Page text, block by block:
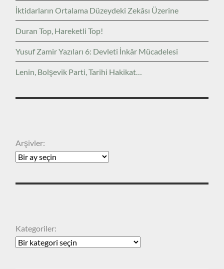
İktidarların Ortalama Düzeydeki Zekâsı Üzerine
Duran Top, Hareketli Top!
Yusuf Zamir Yazıları 6: Devleti İnkâr Mücadelesi
Lenin, Bolşevik Parti, Tarihi Hakikat…
Arşivler:
Kategoriler: